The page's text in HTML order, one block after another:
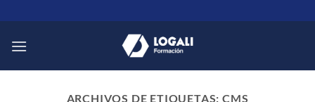
al
contenido
ARCHIVOS DE ETIQUETAS: CMS